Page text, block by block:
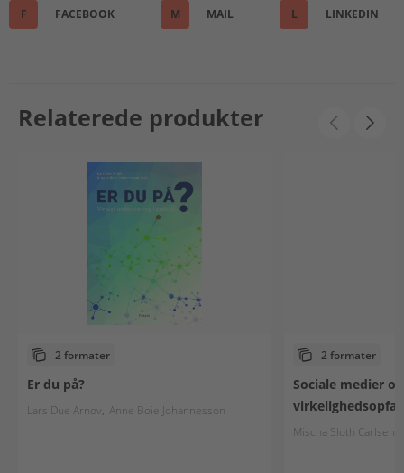
F FACEBOOK M MAIL L LINKEDIN
Relaterede produkter
2 formater
Er du på?
Lars Due Arnov Anne Boie Johannesson
2 formater
Sociale medier og
Mischa Sloth Carlsen